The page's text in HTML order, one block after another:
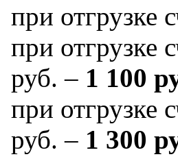
при отгрузке
при отгрузке
руб. – 1 100
при отгрузке
руб. – 1 300